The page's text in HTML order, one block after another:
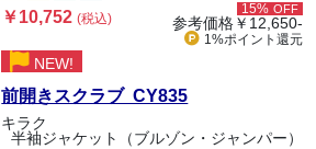
￥10,752(税込)
15% OFF
参考価格￥12,650-
1%ポイント 還元
NEW!
前開きスクラブ CY835
キラク
半袖ジャケット（ブルゾン・ジャンパー）